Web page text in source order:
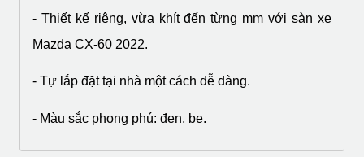
Mazda CX-60 2022.
- Tự lắp đặt tại nhà một cách dễ dàng.
- Màu sắc phong phú: đen, be.